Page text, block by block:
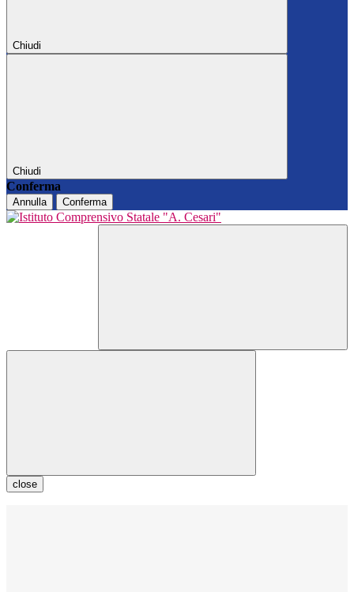
Chiudi
Chiudi
Conferma
Annulla Conferma
close